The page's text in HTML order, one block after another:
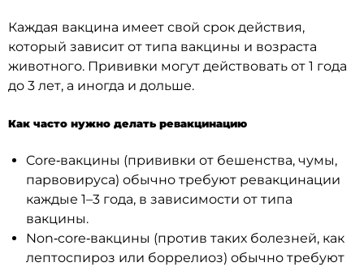
Каждая вакцина имеет свой срок действия,
который зависит от типа вакцины и возраста
животного. Прививки могут действовать от 1 года
до 3 лет, а иногда и дольше.
Как часто нужно делать ревакцинацию
Core‑вакцины (прививки от бешенства, чумы,
парвовируса) обычно требуют ревакцинации
каждые 1–3 года, в зависимости от типа
вакцины.
Non‑core‑вакцины (против таких болезней, как
лептоспироз или боррелиоз) обычно требуют